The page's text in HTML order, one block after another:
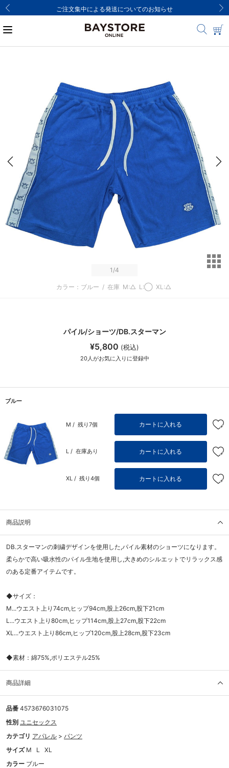
ご注文集中による発送についてのお知らせ
1/4
カラー：ブルー / 在庫 M:△ L:◯ XL:△
パイル/ショーツ/DB.スターマン
¥5,800 (税込)
20人がお気に入りに登録中
ブルー
M / 残り7個 カートに入れる
L / 在庫あり カートに入れる
XL / 残り4個 カートに入れる
商品説明
DB.スターマンの刺繍デザインを使用した,パイル素材のショーツになります。
柔らかで高い吸水性のパイル生地を使用し,大きめのシルエットでリラックス感
のある定番アイテムです。
◆サイズ：
M...ウエスト上り74cm,ヒップ94cm,股上26cm,股下21cm
L...ウエスト上り80cm,ヒップ114cm,股上27cm,股下22cm
XL...ウエスト上り86cm,ヒップ120cm,股上28cm,股下23cm
◆素材：綿75%,ポリエステル25%
商品詳細
品番 4573676031075
性別 ユニセックス
カテゴリ アパレル > パンツ
サイズ M L
XL
カラー ブルー